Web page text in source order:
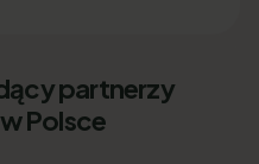
partnerzy
Polsce